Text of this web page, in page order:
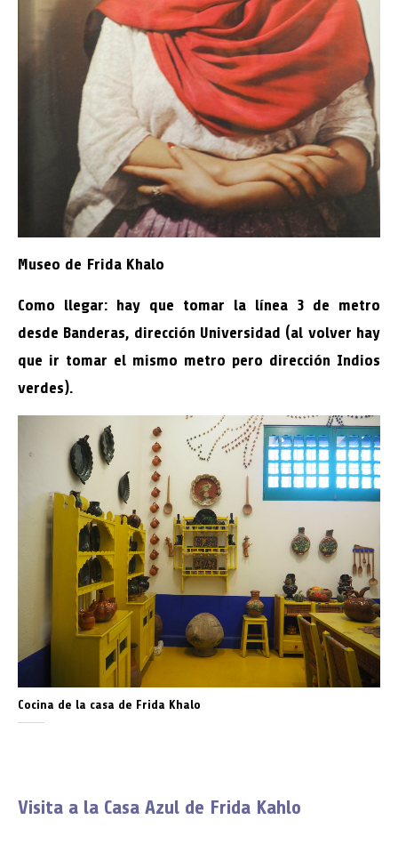
Museo de Frida Khalo
Como llegar: hay que tomar la línea 3 de metro
desde Banderas, dirección Universidad (al volver hay
que ir tomar el mismo metro pero dirección Indios
verdes).
Cocina de la casa de Frida Khalo
Visita a la Casa Azul de Frida Kahlo